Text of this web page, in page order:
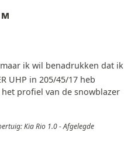
ik wil benadrukken dat ik
UHP in 205/45/17 heb
profiel van de snowblazer
Kia Rio 1.0 - Afgelegde